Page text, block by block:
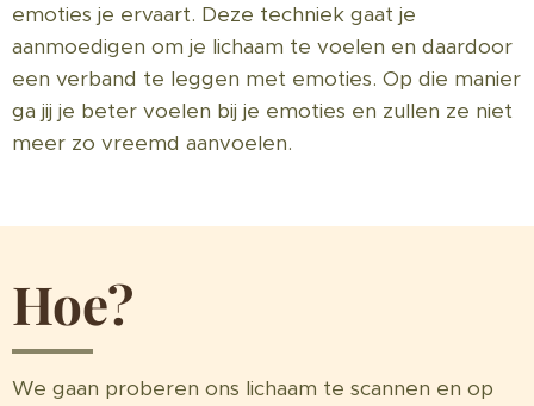
emoties je ervaart. Deze techniek gaat je
aanmoedigen om je lichaam te voelen en daardoor
een verband te leggen met emoties. Op die manier
ga jij je beter voelen bij je emoties en zullen ze niet
meer zo vreemd aanvoelen.
Hoe?
We gaan proberen ons lichaam te scannen en op